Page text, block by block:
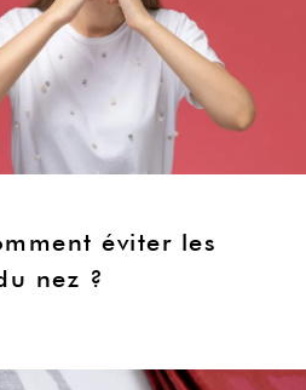
éviter les
nez ?